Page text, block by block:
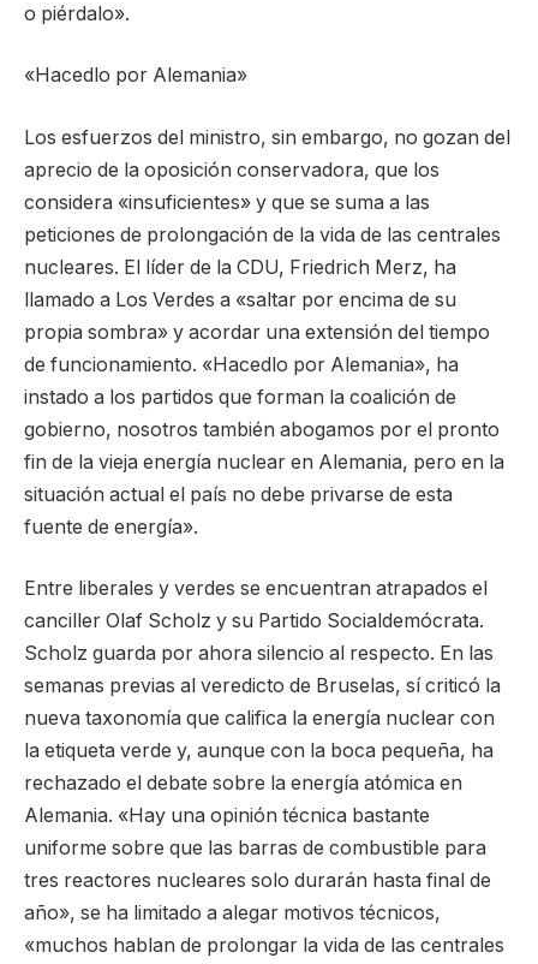
o piérdalo».
«Hacedlo por Alemania»
Los esfuerzos del ministro, sin embargo, no gozan del
aprecio de la oposición conservadora, que los
considera «insuficientes» y que se suma a las
peticiones de prolongación de la vida de las centrales
nucleares. El líder de la CDU, Friedrich Merz, ha
llamado a Los Verdes a «saltar por encima de su
propia sombra» y acordar una extensión del tiempo
de funcionamiento. «Hacedlo por Alemania», ha
instado a los partidos que forman la coalición de
gobierno, nosotros también abogamos por el pronto
fin de la vieja energía nuclear en Alemania, pero en la
situación actual el país no debe privarse de esta
fuente de energía».
Entre liberales y verdes se encuentran atrapados el
canciller Olaf Scholz y su Partido Socialdemócrata.
Scholz guarda por ahora silencio al respecto. En las
semanas previas al veredicto de Bruselas, sí criticó la
nueva taxonomía que califica la energía nuclear con
la etiqueta verde y, aunque con la boca pequeña, ha
rechazado el debate sobre la energía atómica en
Alemania. «Hay una opinión técnica bastante
uniforme sobre que las barras de combustible para
tres reactores nucleares solo durarán hasta final de
año», se ha limitado a alegar motivos técnicos,
«muchos hablan de prolongar la vida de las centrales